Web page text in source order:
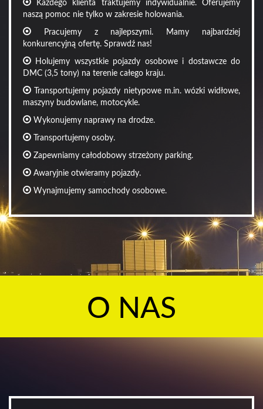
Każdego klienta traktujemy indywidualnie. Oferujemy
naszą pomoc nie tylko w zakresie holowania.
Pracujemy z najlepszymi. Mamy najbardziej
konkurencyjną ofertę. Sprawdź nas!
Holujemy wszystkie pojazdy osobowe i dostawcze do
DMC (3,5 tony) na terenie całego kraju.
Transportujemy pojazdy nietypowe m.in. wózki widłowe,
maszyny budowlane, motocykle.
Wykonujemy naprawy na drodze.
Transportujemy osoby.
Zapewniamy całodobowy strzeżony parking.
Awaryjnie otwieramy pojazdy.
Wynajmujemy samochody osobowe.
O NAS